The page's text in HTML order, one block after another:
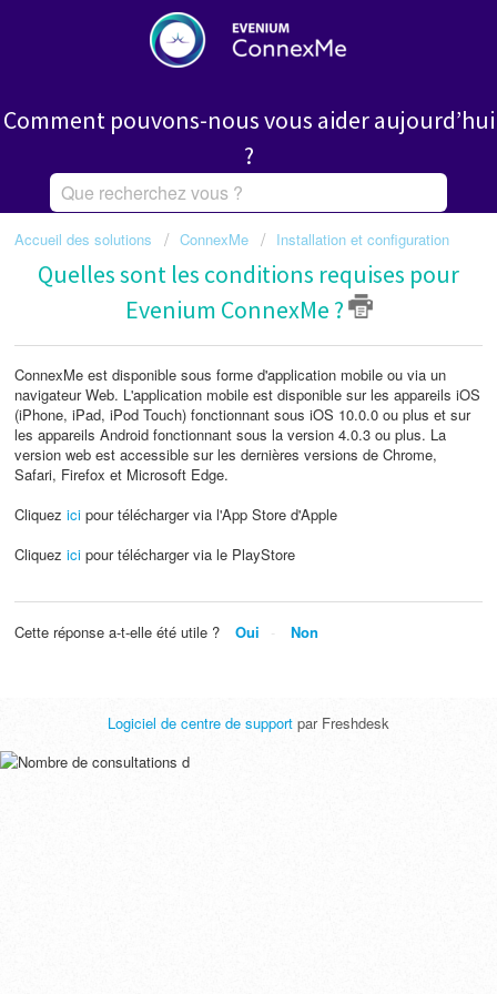
Comment pouvons-nous vous aider aujourd’hui
?
Accueil des solutions ConnexMe Installation et configuration
Quelles sont les conditions requises pour
Evenium ConnexMe ?
ConnexMe est disponible sous forme d'application mobile ou via un
navigateur Web. L'application mobile est disponible sur les appareils iOS
(iPhone, iPad, iPod Touch) fonctionnant sous iOS 10.0.0 ou plus et sur
les appareils Android fonctionnant sous la version 4.0.3 ou plus. La
version web est accessible sur les dernières versions de Chrome,
Safari, Firefox et Microsoft Edge.
Cliquez ici pour télécharger via l'App Store d'Apple
Cliquez ici pour télécharger via le PlayStore
Cette réponse a-t-elle été utile ? Oui Non
Logiciel de centre de support par Freshdesk